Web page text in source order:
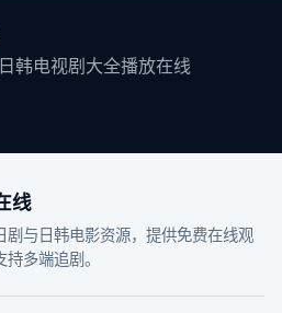
日韩电视剧大全播放在线
线
剧与日韩电影资源，提供免费在线观
多端追剧。